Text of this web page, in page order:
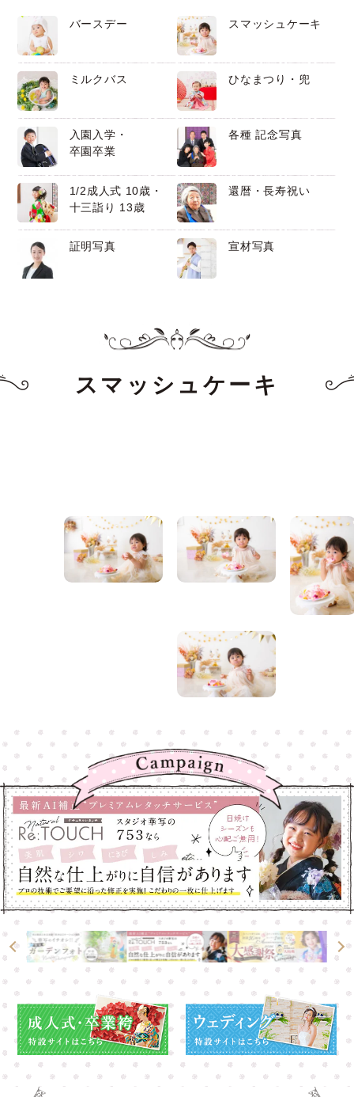
バースデー スマッシュケーキ
ミルクバス ひなまつり・兜
入園入学・
卒園卒業
各種 記念写真
1/2成人式 10歳・
十三詣り 13歳
還暦・長寿祝い
証明写真 宣材写真
スマッシュケーキ